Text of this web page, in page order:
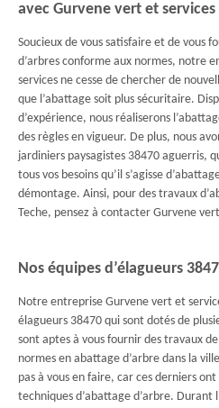
avec Gurvene vert et services
Soucieux de vous satisfaire et de vous
d’arbres conforme aux normes, notre
services ne cesse de chercher de
que l’abattage soit plus sécuritaire.
d’expérience, nous réaliserons
des règles en vigueur. De plus, nous
jardiniers paysagistes 38470 aguerris,
tous vos besoins qu’il s’agisse
démontage. Ainsi, pour des travaux
Teche, pensez à contacter Gurvene
Nos équipes d’élagueurs
Notre entreprise Gurvene vert et
élagueurs 38470 qui sont dotés de
sont aptes à vous fournir des travaux
normes en abattage d’arbre dans la
pas à vous en faire, car ces derniers
techniques d’abattage d’arbre.